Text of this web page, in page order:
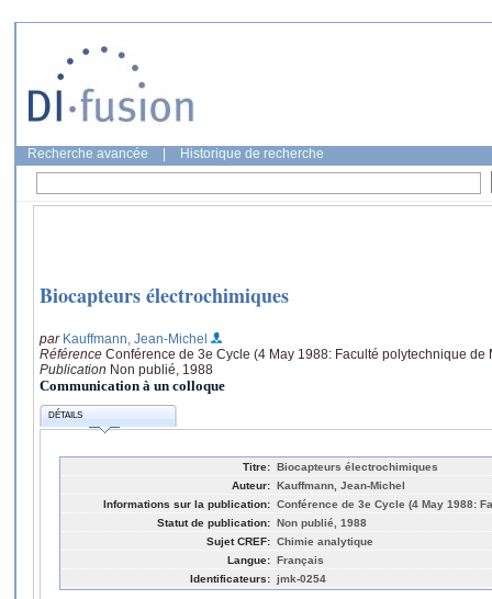
Recherche avancée Historique de recherche
Biocapteurs électrochimiques
par Kauffmann, Jean-Michel
Référence Conférence de 3e Cycle (4 May 1988: Faculté polytechnique de
Publication Non publié, 1988
Communication à un colloque
DÉTAILS
Titre: Biocapteurs électrochimiques
Auteur: Kauffmann, Jean-Michel
Informations sur la publication: Conférence de 3e Cycle (4 May 1988:
Statut de publication: Non publié, 1988
Sujet CREF: Chimie analytique
Langue: Français
Identificateurs: jmk-0254